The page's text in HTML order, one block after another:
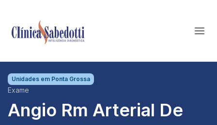
Unidades em Ponta Grossa
Exame
Angio Rm Arterial De